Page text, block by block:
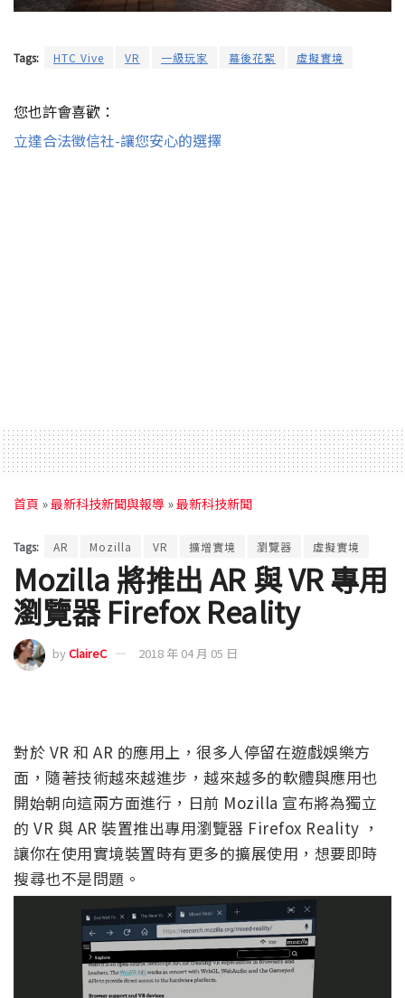
Tags: HTC Vive VR 一級玩家 幕後花絮 虛擬實境
您也許會喜歡：
立達合法徵信社-讓您安心的選擇
首頁 »最新科技新聞與報導 »最新科技新聞
Tags: AR Mozilla VR 擴增實境 瀏覽器 虛擬實境
Mozilla 將推出 AR 與 VR 專用
瀏覽器 Firefox Reality
byClaireC 2018 年 04 月 05 日
對於 VR 和 AR 的應用上，很多人停留在遊戲娛樂方
面，隨著技術越來越進步，越來越多的軟體與應用也
開始朝向這兩方面進行，日前 Mozilla 宣布將為獨立
的 VR 與 AR 裝置推出專用瀏覽器 Firefox Reality ，
讓你在使用實境裝置時有更多的擴展使用，想要即時
搜尋也不是問題。